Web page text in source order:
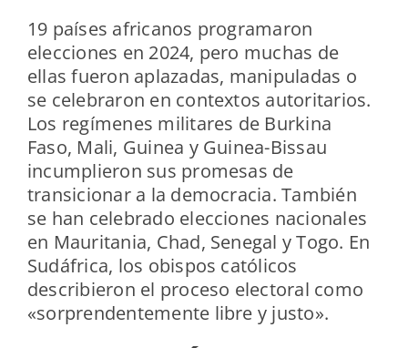
19 países africanos programaron
elecciones en 2024, pero muchas de
ellas fueron aplazadas, manipuladas o
se celebraron en contextos autoritarios.
Los regímenes militares de Burkina
Faso, Mali, Guinea y Guinea-Bissau
incumplieron sus promesas de
transicionar a la democracia. También
se han celebrado elecciones nacionales
en Mauritania, Chad, Senegal y Togo. En
Sudáfrica, los obispos católicos
describieron el proceso electoral como
«sorprendentemente libre y justo».